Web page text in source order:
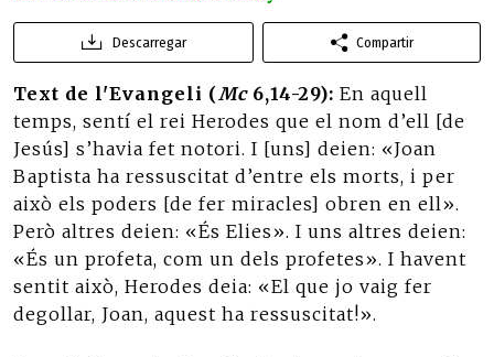
Descarregar Compartir
Text de l'Evangeli (Mc6,14-29): En aquell
temps, sentí el rei Herodes que el nom d’ell [de
Jesús] s’havia fet notori. I [uns] deien: «Joan
Baptista ha ressuscitat d’entre els morts, i per
això els poders [de fer miracles] obren en ell».
Però altres deien: «És Elies». I uns altres deien:
«És un profeta, com un dels profetes». I havent
sentit això, Herodes deia: «El que jo vaig fer
degollar, Joan, aquest ha ressuscitat!».